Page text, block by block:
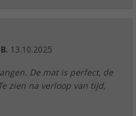
13.10.2025
De mat is perfect, de
zien na verloop van tijd,